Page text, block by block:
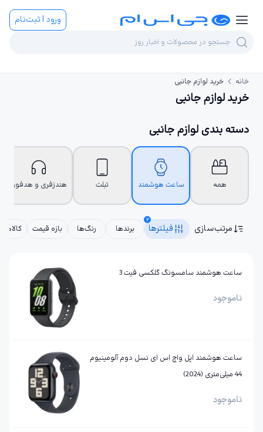
ورود | ثبت‌نام
خانه خرید لوازم جانبی
خرید لوازم جانبی
دسته بندی لوازم جانبی
همه ساعت هوشمند تبلت هندزفری و هدفون
مرتب‌سازی فیلترها
2
برندها رنگ‌ها بازه قیمت
ساعت هوشمند سامسونگ گلکسی فیت 3
ناموجود
ساعت هوشمند اپل واچ اس ای نسل دوم آلومینیوم
44 میلی‌متری (2024)
ناموجود